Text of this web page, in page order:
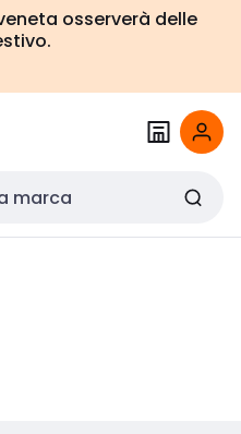
osserverà delle